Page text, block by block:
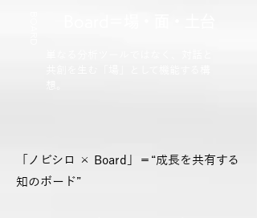
「ノビシロ × Board」＝“成長を共有する
知のボード”